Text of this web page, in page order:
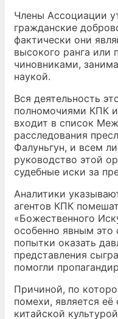
Члены Ассоциации
гражданские
фактически они
высокого ранга или
чиновниками,
наукой.
Вся деятельность
полномочиями КПК
входит в список
расследования
Фалуньгун, и всем
руководство этой
судебные иски за
Аналитики
агентов КПК
«Божественного
особенно явным это
попытки оказать
представления
помогли
Причиной, по
помехи, является
китайской